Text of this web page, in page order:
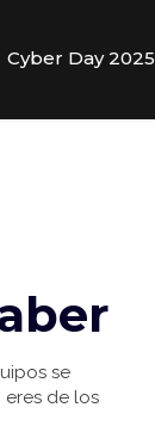
Cyber Day 2025
se
eres de los